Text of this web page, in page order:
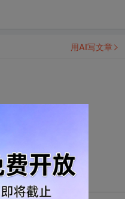
用AI写文章